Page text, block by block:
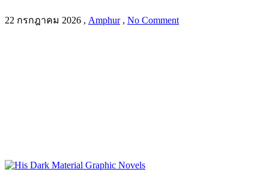
22 กรกฎาคม 2026 , Amphur , No Comment